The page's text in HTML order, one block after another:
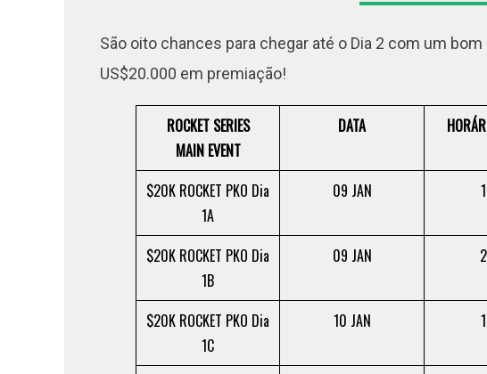
São oito chances para chegar até o Dia 2 com um
US$20.000 em premiação!
ROCKET SERIES
MAIN EVENT
DATA
$20K ROCKET PKO Dia
1A
09 JAN
$20K ROCKET PKO Dia
1B
09 JAN
$20K ROCKET PKO Dia
1C
10 JAN